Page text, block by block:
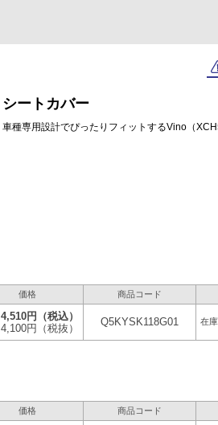
シートカバー
車種専用設計でぴったりフィットするVino（
価格 商品コード
4,510円
（税込）
4,100円
（税抜）
Q5KYSK118G01 在
価格 商品コード